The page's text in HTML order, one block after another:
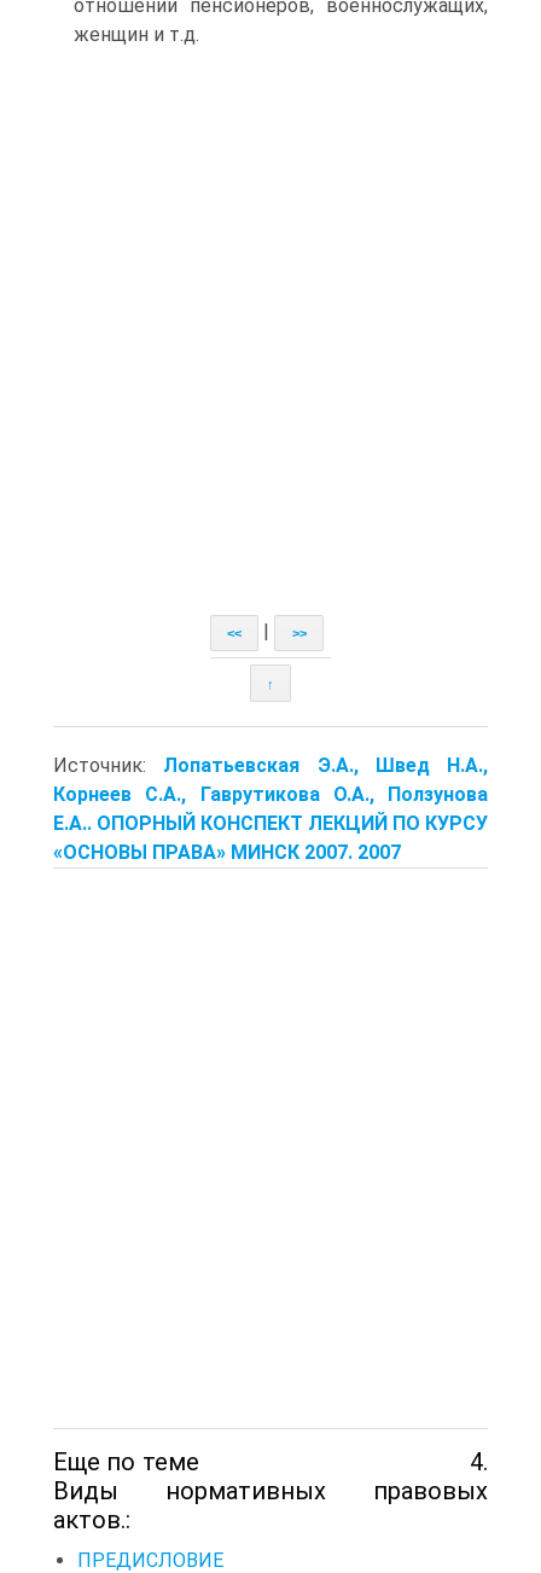
отношении пенсионеров, военнослужащих,
женщин и т.д.
<< >>
↑
Источник: Лопатьевская Э.А., Швед Н.А.,
Корнеев С.А., Гаврутикова О.А., Ползунова
Е.А.. ОПОРНЫЙ КОНСПЕКТ ЛЕКЦИЙ ПО КУРСУ
«ОСНОВЫ ПРАВА» МИНСК 2007. 2007
Еще по теме 4.
Виды нормативных правовых
актов.:
ПРЕДИСЛОВИЕ